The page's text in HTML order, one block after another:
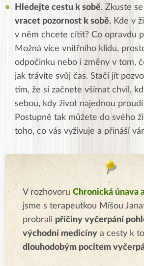
Hledejte cestu k sobě. Zkuste
vracet pozornost k sobě. Kde v
v něm chcete cítit? Co opravdu
Možná více vnitřního klidu,
odpočinku nebo i změny v tom,
jak trávíte svůj čas. Stačí jít
tím, že si začnete všímat chvil,
sebou, kdy život najednou
Postupně tak můžete do svého
toho, co vás vyživuje a přináší
V rozhovoru Chronická únava
jsme s terapeutkou Míšou
probrali příčiny vyčerpání
východní medicíny a cesty k
dlouhodobým pocitem